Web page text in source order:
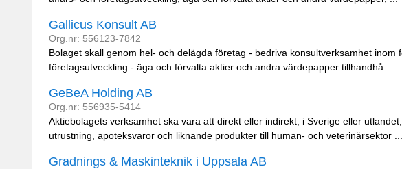
Gallicus Konsult AB
Org.nr: 556123-7842
Bolaget skall genom hel- och delägda företag - bedriva konsultverksamhet
företagsutveckling - äga och förvalta aktier och andra värdepapper tillhandhå ...
GeBeA Holding AB
Org.nr: 556935-5414
Aktiebolagets verksamhet ska vara att direkt eller indirekt, i Sverige eller
utrustning, apoteksvaror och liknande produkter till human- och veterinärsektor ...
Gradnings & Maskinteknik i Uppsala AB